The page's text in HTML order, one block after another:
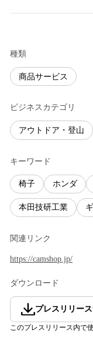
種類
商品サービス
ビジネスカテゴリ
アウトドア・登山
キーワード
椅子 ホンダ
本田技研工業
関連リンク
https://camshop.jp/
ダウンロード
プレスリリー
このプレスリリース内で